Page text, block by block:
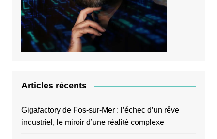
Articles récents
Gigafactory de Fos-sur-Mer : l’échec d’un rêve
industriel, le miroir d’une réalité complexe